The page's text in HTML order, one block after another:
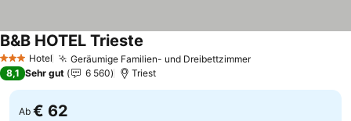
3 SterneHotel Geräumige Familien- und Dreibettzimmer
B&B HOTEL Trieste
8,1 Sehr gut 6 560 Triest
Ab € 62